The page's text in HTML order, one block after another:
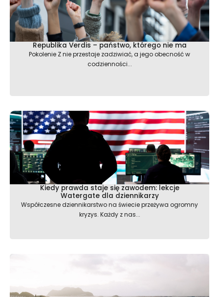
Republika Verdis – państwo, którego nie ma
Pokolenie Z nie przestaje zadziwiać, a jego obecność w
codzienności...
Kiedy prawda staje się zawodem: lekcje
Watergate dla dziennikarzy
Współczesne dziennikarstwo na świecie przeżywa ogromny
kryzys. Każdy z nas...